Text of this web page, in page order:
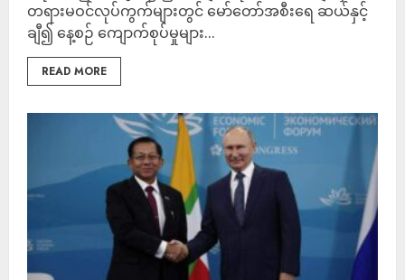
တရားမဝင်လုပ်ကွက်များတွင် မော်တော်အစီးရေ ဆယ်နှင့်
ချီ၍ နေ့စဉ် ကျောက်စုပ်မှုများ...
READ MORE